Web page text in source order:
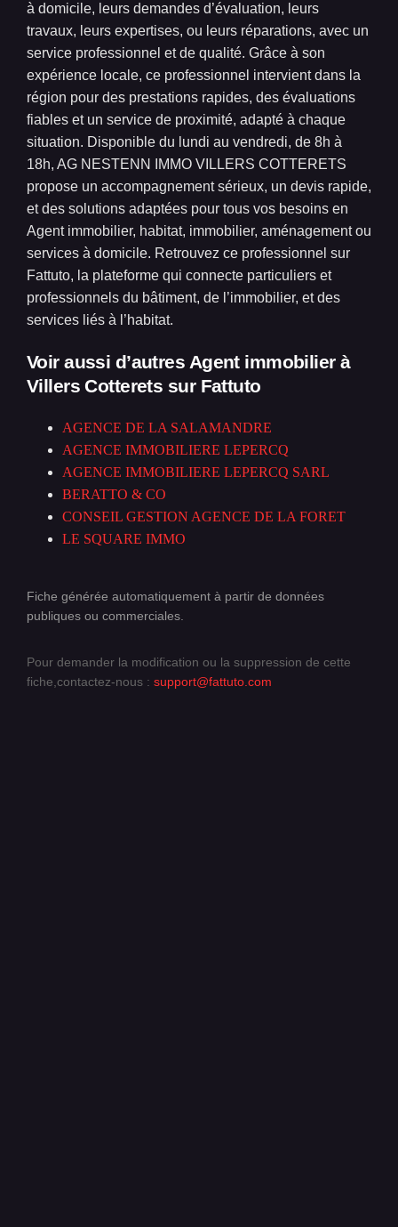
à domicile, leurs demandes d’évaluation, leurs
travaux, leurs expertises, ou leurs réparations, avec un
service professionnel et de qualité. Grâce à son
expérience locale, ce professionnel intervient dans la
région pour des prestations rapides, des évaluations
fiables et un service de proximité, adapté à chaque
situation. Disponible du lundi au vendredi, de 8h à
18h, AG NESTENN IMMO VILLERS COTTERETS
propose un accompagnement sérieux, un devis rapide,
et des solutions adaptées pour tous vos besoins en
Agent immobilier, habitat, immobilier, aménagement ou
services à domicile. Retrouvez ce professionnel sur
Fattuto, la plateforme qui connecte particuliers et
professionnels du bâtiment, de l’immobilier, et des
services liés à l’habitat.
Voir aussi d’autres Agent immobilier à
Villers Cotterets sur Fattuto
AGENCE DE LA SALAMANDRE
AGENCE IMMOBILIERE LEPERCQ
AGENCE IMMOBILIERE LEPERCQ SARL
BERATTO & CO
CONSEIL GESTION AGENCE DE LA FORET
LE SQUARE IMMO
Fiche générée automatiquement à partir de données
publiques ou commerciales.
Pour demander la modification ou la suppression de cette
fiche,contactez-nous : support@fattuto.com